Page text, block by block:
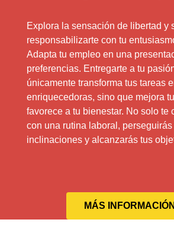
Explora la sensación de libertad y
responsabilizarte con tu
Adapta tu empleo en una
preferencias. Entregarte a tu
únicamente transforma tus tareas
enriquecedoras, sino que mejora
favorece a tu bienestar. No solo te
con una rutina laboral, perseguirás
inclinaciones y alcanzarás tus
MÁS INFORMACIÓN